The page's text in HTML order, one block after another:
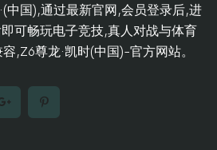
中国),通过最新官网,会员登录后,进
可畅玩电子竞技,真人对战与体育
,Z6尊龙·凯时(中国)-官方网站。